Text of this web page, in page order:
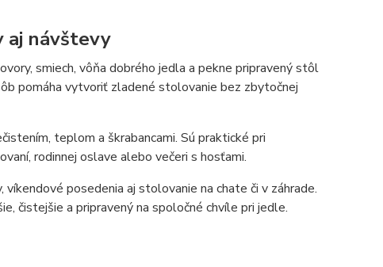
aj návštevy
smiech, vôňa dobrého jedla a pekne pripravený stôl
pomáha vytvoriť zladené stolovanie bez zbytočnej
teplom a škrabancami. Sú praktické pri
rodinnej oslave alebo večeri s hosťami.
posedenia aj stolovanie na chate či v záhrade.
čistejšie a pripravený na spoločné chvíle pri jedle.